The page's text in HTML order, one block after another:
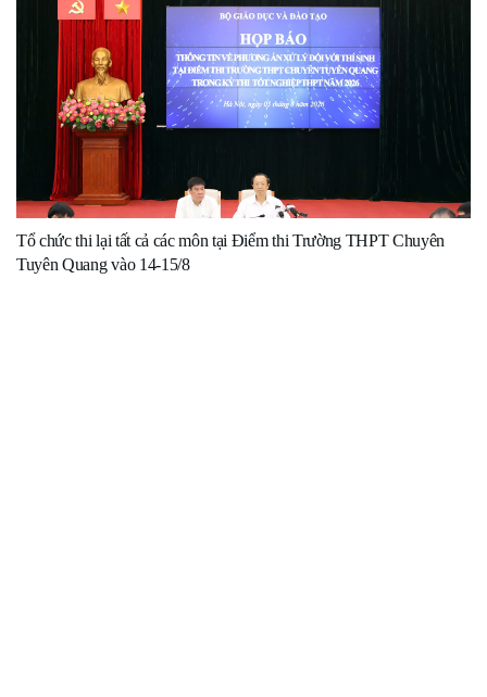
Tổ chức thi lại tất cả các môn tại Điểm thi Trường THPT Chuyên
Tuyên Quang vào 14-15/8